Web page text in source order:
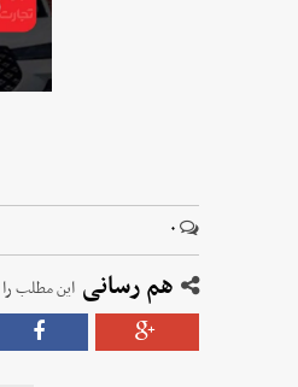
۰
هم رسانی این مطلب